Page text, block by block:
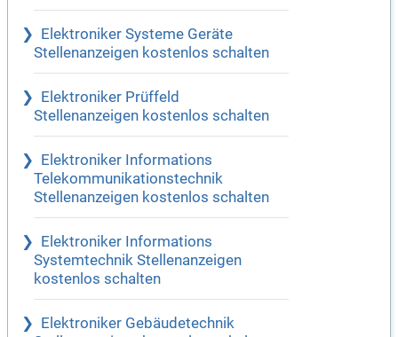
Elektroniker Systeme Geräte
Stellenanzeigen kostenlos schalten
Elektroniker Prüffeld
Stellenanzeigen kostenlos schalten
Elektroniker Informations
Telekommunikationstechnik
Stellenanzeigen kostenlos schalten
Elektroniker Informations
Systemtechnik Stellenanzeigen
kostenlos schalten
Elektroniker Gebäudetechnik